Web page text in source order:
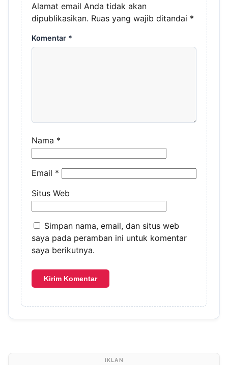
Alamat email Anda tidak akan
dipublikasikan. Ruas yang wajib ditandai *
Komentar *
Nama *
Email *
Situs Web
Simpan nama, email, dan situs web
saya pada peramban ini untuk komentar
saya berikutnya.